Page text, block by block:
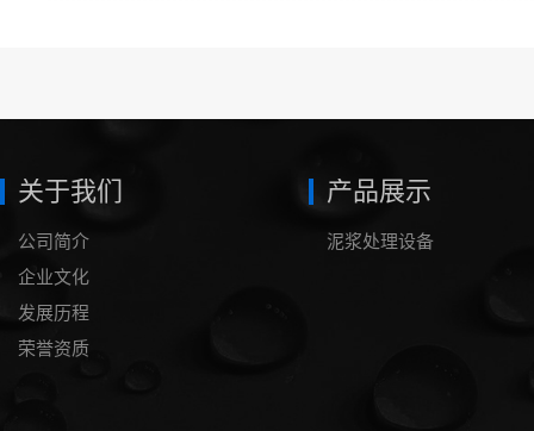
关于我们
公司简介
企业文化
发展历程
荣誉资质
产品展示
泥浆处理设备